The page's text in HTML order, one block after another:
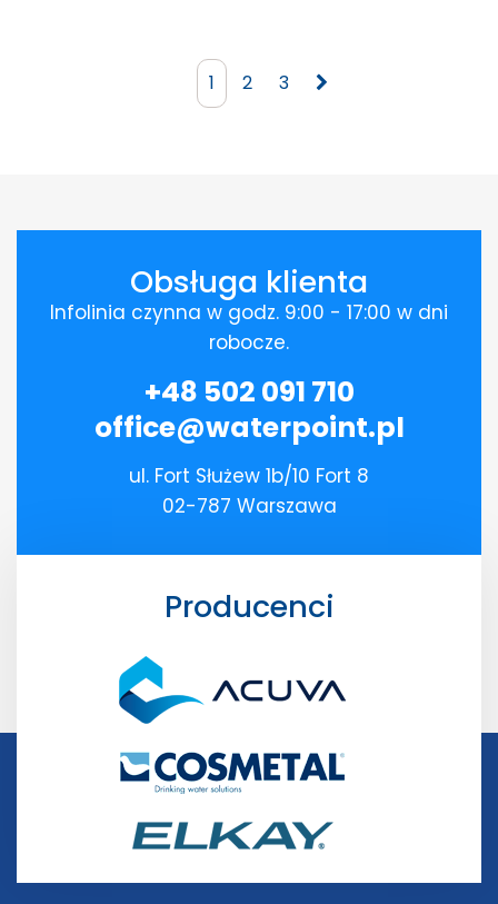
1 2 3
Obsługa klienta
Infolinia czynna w godz. 9:00 - 17:00 w dni
robocze.
+48 502 091 710
office@waterpoint.pl
ul. Fort Służew 1b/10 Fort 8
02-787 Warszawa
Producenci